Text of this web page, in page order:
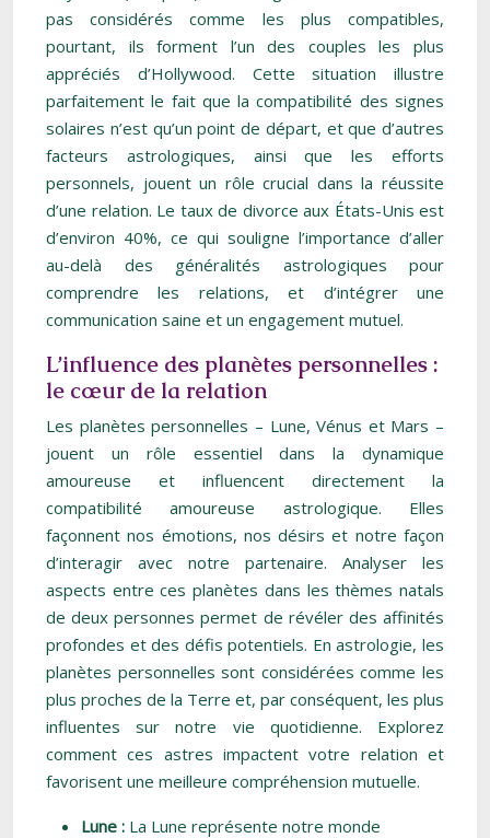
pas considérés comme les plus compatibles,
pourtant, ils forment l’un des couples les plus
appréciés d’Hollywood. Cette situation illustre
parfaitement le fait que la compatibilité des signes
solaires n’est qu’un point de départ, et que d’autres
facteurs astrologiques, ainsi que les efforts
personnels, jouent un rôle crucial dans la réussite
d’une relation. Le taux de divorce aux États-Unis est
d’environ 40%, ce qui souligne l’importance d’aller
au-delà des généralités astrologiques pour
comprendre les relations, et d’intégrer une
communication saine et un engagement mutuel.
L’influence des planètes personnelles :
le cœur de la relation
Les planètes personnelles – Lune, Vénus et Mars –
jouent un rôle essentiel dans la dynamique
amoureuse et influencent directement la
compatibilité amoureuse astrologique. Elles
façonnent nos émotions, nos désirs et notre façon
d’interagir avec notre partenaire. Analyser les
aspects entre ces planètes dans les thèmes natals
de deux personnes permet de révéler des affinités
profondes et des défis potentiels. En astrologie, les
planètes personnelles sont considérées comme les
plus proches de la Terre et, par conséquent, les plus
influentes sur notre vie quotidienne. Explorez
comment ces astres impactent votre relation et
favorisent une meilleure compréhension mutuelle.
Lune : La Lune représente notre monde